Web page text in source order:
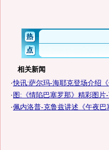
相关新闻
·快讯:萨尔玛-海耶克登场介绍《
·图:《情陷巴塞罗那》精彩图片
·佩内洛普-克鲁兹讲述《午夜巴